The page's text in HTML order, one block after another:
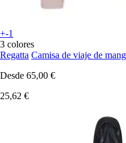
+-1
3 colores
Regatta Camisa de viaje de
Desde 65,00 €
25,62 €